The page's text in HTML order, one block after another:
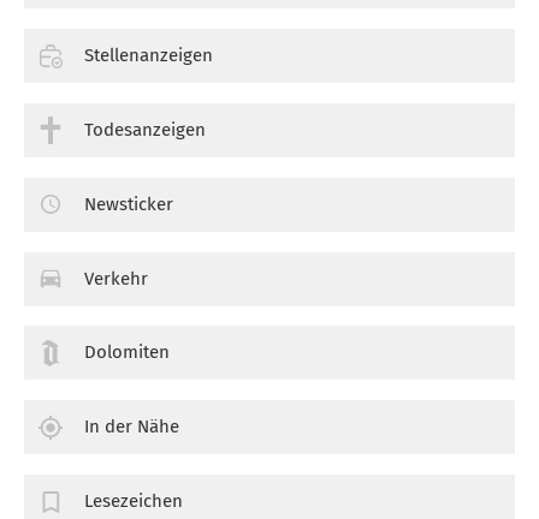
Stellenanzeigen
Todesanzeigen
Newsticker
Verkehr
Dolomiten
In der Nähe
Lesezeichen